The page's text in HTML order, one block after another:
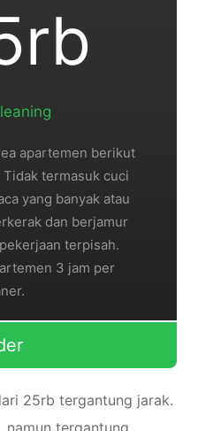
apartemen berikut
termasuk cuci
yang banyak atau
dan berjamur
terpisah.
3 jam per
25rb tergantung jarak.